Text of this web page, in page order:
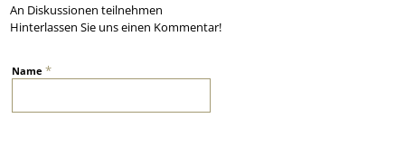
An Diskussionen teilnehmen
Hinterlassen Sie uns einen Kommentar!
Name*